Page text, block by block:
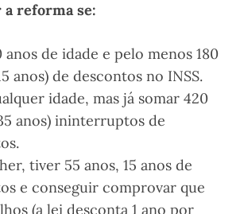
a reforma se:
de idade e pelo menos 180
anos) de descontos no INSS.
idade, mas já somar 420
anos) ininterruptos de
tiver 55 anos, 15 anos de
e conseguir comprovar que
(a lei desconta 1 ano por